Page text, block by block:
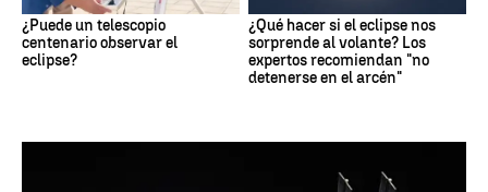
¿Puede un telescopio
centenario observar el
eclipse?
¿Qué hacer si el eclipse nos
sorprende al volante? Los
expertos recomiendan "no
detenerse en el arcén"